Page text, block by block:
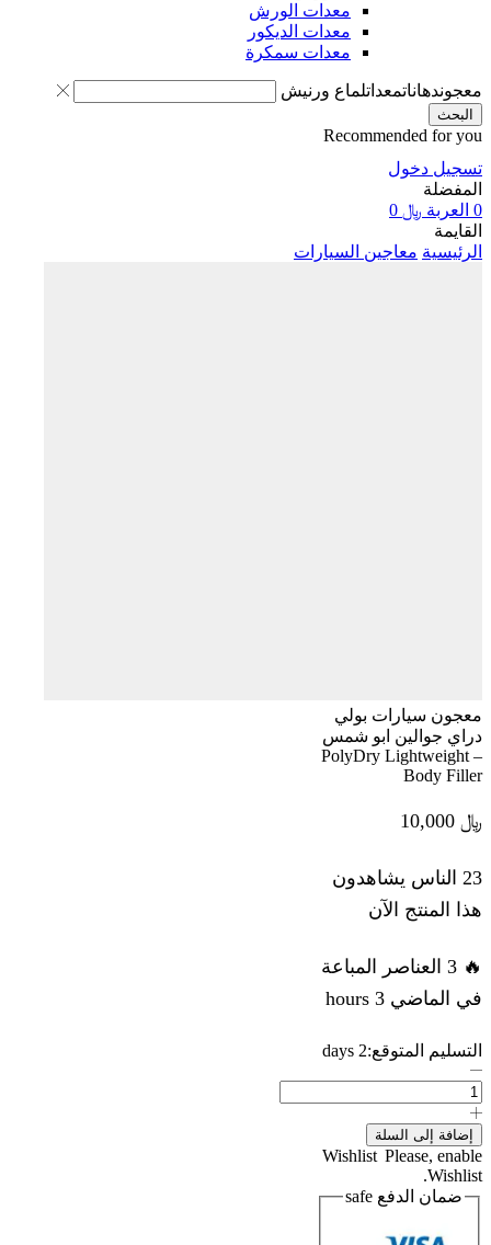
معدات الورش
معدات الديكور
معدات سمكرة
معجوندهاناتمعداتلماع ورنيش
البحث
Recommended for you
تسجيل دخول
المفضلة
0 العربة ﷼
القايمة
الرئيسية معاجين السيارات
معجون سيارات بولي
دراي جوالين ابو شمس
– PolyDry Lightweight
Body Filler
﷼
23 الناس يشاهدون
هذا المنتج الآن
🔥 3 العناصر المباعة
في الماضي 3 hours
التسليم المتوقع:2 days
كمية
سيارات
بولي
دراي
جوالين
ابو
إضافة إلى السلة
Wishlist Please, enable
Wishlist.
ضمان الدفع safe